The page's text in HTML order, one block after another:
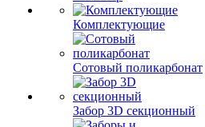
Комплектующие
Сотовый поликарбонат
Забор 3D секционный